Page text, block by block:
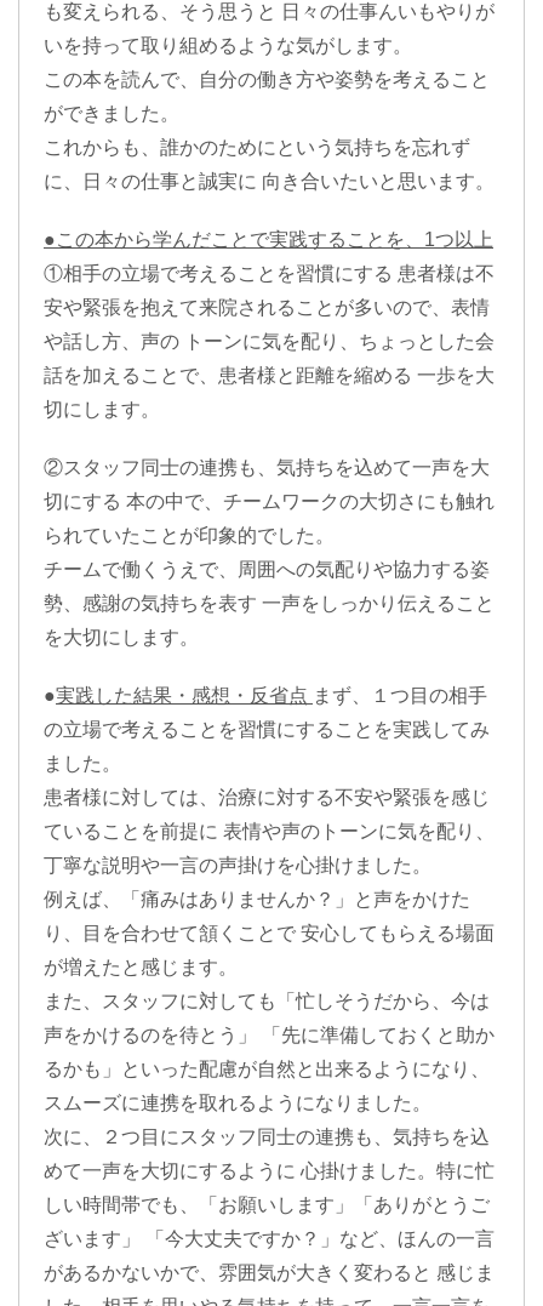
も変えられる、そう思うと 日々の仕事んいもやりが
いを持って取り組めるような気がします。
この本を読んで、自分の働き方や姿勢を考えること
ができました。
これからも、誰かのためにという気持ちを忘れず
に、日々の仕事と誠実に 向き合いたいと思います。
●この本から学んだことで実践することを、1つ以上
①相手の立場で考えることを習慣にする 患者様は不
安や緊張を抱えて来院されることが多いので、表情
や話し方、声の トーンに気を配り、ちょっとした会
話を加えることで、患者様と距離を縮める 一歩を大
切にします。
②スタッフ同士の連携も、気持ちを込めて一声を大
切にする 本の中で、チームワークの大切さにも触れ
られていたことが印象的でした。
チームで働くうえで、周囲への気配りや協力する姿
勢、感謝の気持ちを表す 一声をしっかり伝えること
を大切にします。
●実践した結果・感想・反省点 まず、１つ目の相手
の立場で考えることを習慣にすることを実践してみ
ました。
患者様に対しては、治療に対する不安や緊張を感じ
ていることを前提に 表情や声のトーンに気を配り、
丁寧な説明や一言の声掛けを心掛けました。
例えば、「痛みはありませんか？」と声をかけた
り、目を合わせて頷くことで 安心してもらえる場面
が増えたと感じます。
また、スタッフに対しても「忙しそうだから、今は
声をかけるのを待とう」 「先に準備しておくと助か
るかも」といった配慮が自然と出来るようになり、
スムーズに連携を取れるようになりました。
次に、２つ目にスタッフ同士の連携も、気持ちを込
めて一声を大切にするように 心掛けました。特に忙
しい時間帯でも、「お願いします」「ありがとうご
ざいます」 「今大丈夫ですか？」など、ほんの一言
があるかないかで、雰囲気が大きく変わると 感じま